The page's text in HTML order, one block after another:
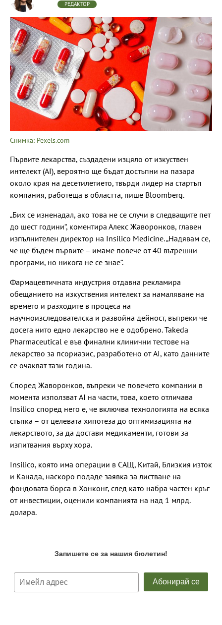
РЕДАКТОР
Снимка: Pexels.com
Първите лекарства, създадени изцяло от изкуствен
интелект (AI), вероятно ще бъдат достъпни на пазара
около края на десетилетието, твърди лидер на стартъп
компания, работеща в областта, пише Bloomberg.
„Бих се изненадал, ако това не се случи в следващите пет
до шест години“, коментира Алекс Жаворонков, главен
изпълнителен директор на Insilico Medicine. „Надявам се,
че ще бъдем първите – имаме повече от 40 вътрешни
програми, но никога не се знае“.
Фармацевтичната индустрия отдавна рекламира
обещанието на изкуствения интелект за намаляване на
времето и разходите в процеса на
научноизследователска и развойна дейност, въпреки че
досега нито едно лекарство не е одобрено. Takeda
Pharmaceutical е във финални клинични тестове на
лекарство за псориазис, разработено от AI, като данните
се очакват тази година.
Според Жаворонков, въпреки че повечето компании в
момента използват AI на части, това, което отличава
Insilico според него е, че включва технологията на всяка
стъпка – от целевата хипотеза до оптимизацията на
лекарството, за да достави медикаменти, готови за
изпитвания върху хора.
Insilico, която има операции в САЩ, Китай, Близкия изток
и Канада, наскоро подаде заявка за листване на
фондовата борса в Хонконг, след като набра частен кръг
от инвестиции, оценили компанията на над 1 млрд.
долара.